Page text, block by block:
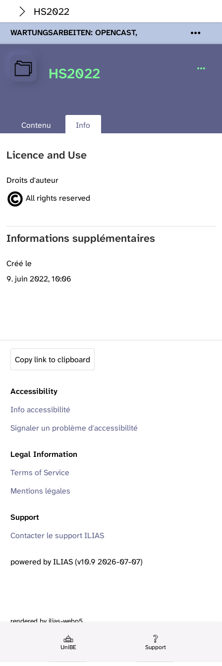
HS2022
WARTUNGSARBEITEN: OPENCAST,
PODCASTS & TOBIRA
Mi 19. August
Wartungsarbeiten an den Opencast-
Servern werden Ihnen Podcasts,
UniBE Support
HS2022
Contenu Info
Licence and Use
Droits d'auteur
All rights reserved
Informations supplémentaires
Créé le
9. juin 2022, 10:06
Copy link to clipboard
Accessibility
Info accessibilité
Signaler un problème d'accessibilité
Legal Information
Terms of Service
Mentions légales
Support
Contacter le support ILIAS
powered by ILIAS (v10.9 2026-07-07)
rendered by ilias-webp5